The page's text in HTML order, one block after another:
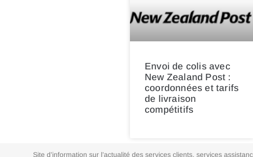
Envoi de colis avec
New Zealand Post :
coordonnées et tarifs
de livraison
compétitifs
Site d’information sur l’actualité des services clients, services